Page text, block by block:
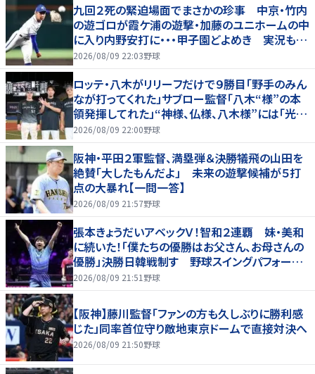
九回２死の緊迫場面でまさかの珍事 中京・竹内
の遊ゴロが霞ケ浦の遊撃・加藤のユニホームの中
に入り内野安打に・・・甲子園どよめき 実況も驚
き「おっと！」
2026/08/09 22:03野球
ロッテ・八木がリリーフだけで９勝目「野手のみん
なが打ってくれた」サブロー監督「八木“様”の本
領発揮してれた」“神様、仏様、八木様”には「光栄
です」
2026/08/09 22:00野球
阪神・平田２軍監督、満塁弾＆決勝犠飛の山田を
絶賛「大したもんだよ」 未来の遊撃候補が５打
点の大暴れ【一問一答】
2026/08/09 21:57野球
張本きょうだいアベックＶ！智和２連覇 妹・美和
に続いた！「僕たちの優勝はお父さん、お母さんの
優勝」決勝日韓戦制す 野球スイングパフォーマ
ンスで歓喜爆発 本音もちらり「妹が先に決めて
2026/08/09 21:51 野球
【阪神】藤川監督「ファンの方も久しぶりに勝利感
じた」同率首位守り敵地東京ドームで直接対決へ
2026/08/09 21:50野球